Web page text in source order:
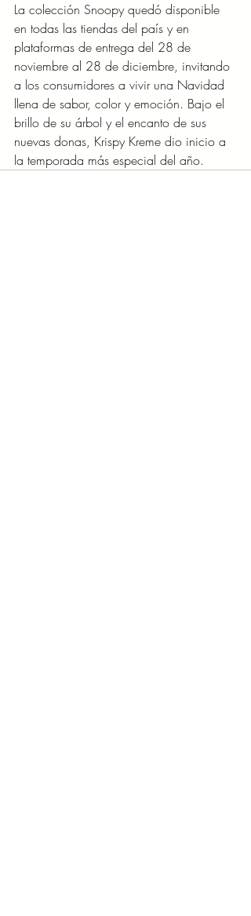
La colección Snoopy quedó disponible
en todas las tiendas del país y en
plataformas de entrega del 28 de
noviembre al 28 de diciembre, invitando
a los consumidores a vivir una Navidad
llena de sabor, color y emoción. Bajo el
brillo de su árbol y el encanto de sus
nuevas donas, Krispy Kreme dio inicio a
la temporada más especial del año.